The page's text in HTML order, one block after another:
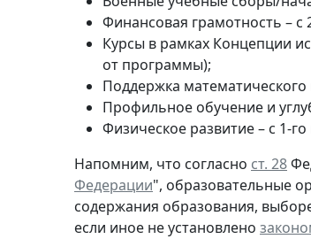
Финансовая грамотность – с
Курсы в рамках Концепции
от программы);
Поддержка математического
Профильное обучение и
Физическое развитие – с 1-
Напомним, что согласно ст. 28
Федерации", образовательные
содержания образования,
если иное не установлено